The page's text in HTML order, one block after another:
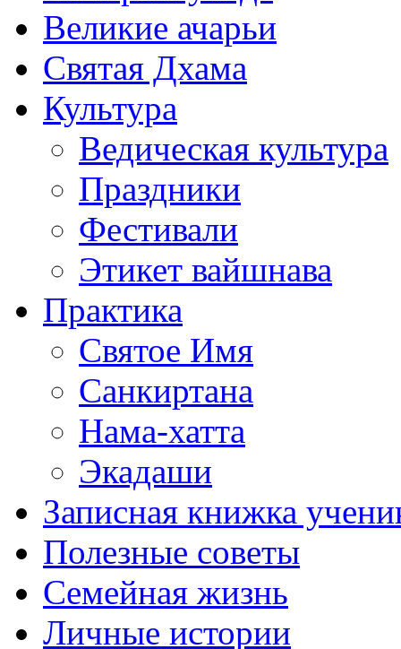
Великие ачарьи
Святая Дхама
Культура
Ведическая культура
Праздники
Фестивали
Этикет вайшнава
Практика
Святое Имя
Санкиртана
Нама-хатта
Экадаши
Записная книжка
Полезные советы
Семейная жизнь
Личные истории